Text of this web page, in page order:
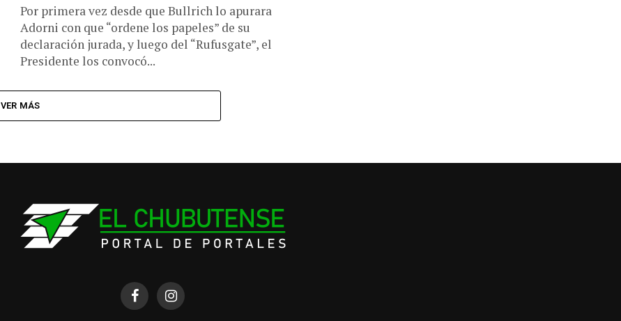
Por primera vez desde que Bullrich lo apurara
Adorni con que “ordene los papeles” de su
declaración jurada, y luego del “Rufusgate”, el
Presidente los convocó...
VER MÁS